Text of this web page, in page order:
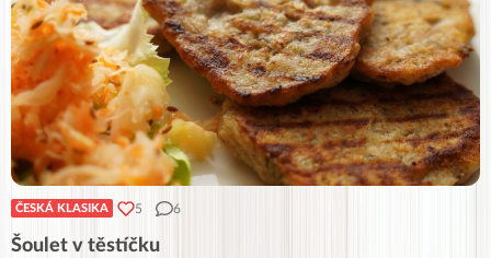
ČESKÁ KLASIKA 5 6
Šoulet v těstíčku